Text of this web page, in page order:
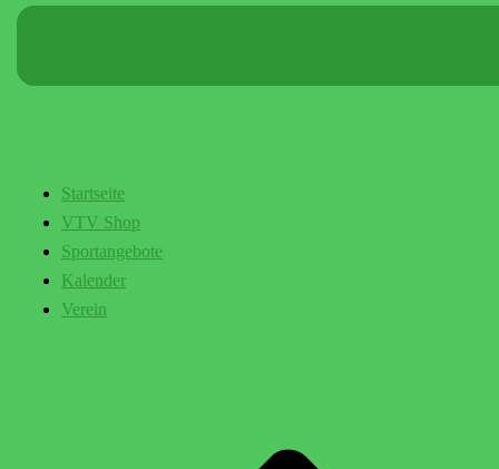
Startseite
VTV Shop
Sportangebote
Kalender
Verein